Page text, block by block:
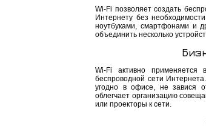
Wi-Fi позволяет создать
Интернету без
ноутбуками, смартфонами и
объединить несколько
Wi-Fi активно
беспроводной сети
угодно в офисе, не завися
облегчает организацию
или проекторы к сети.